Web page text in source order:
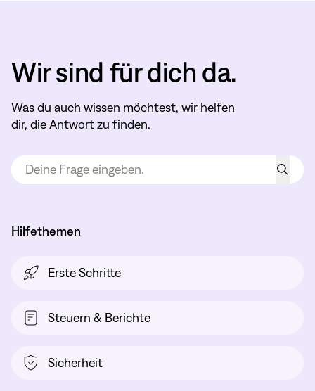
Wir sind für dich da.
Was du auch wissen möchtest, wir helfen
dir, die Antwort zu finden.
Hilfethemen
Erste Schritte
Steuern & Berichte
Sicherheit